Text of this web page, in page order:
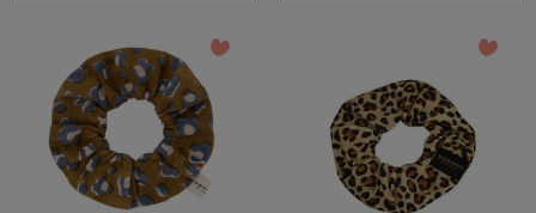
favorite_border favorite_border